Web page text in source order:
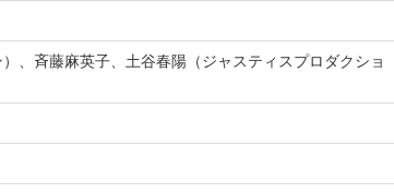
、斉藤麻英子、土谷春陽（ジャスティスプロダクショ